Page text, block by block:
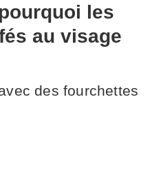
les
au visage
des fourchettes